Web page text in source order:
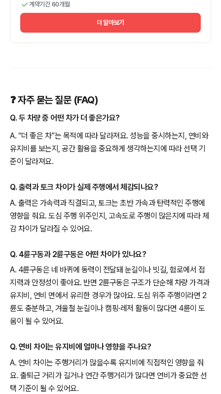
계약기간 60개월
더 알아보기
❓ 자주 묻는 질문 (FAQ)
Q. 두 차량 중 어떤 차가 더 좋은가요?
A. “더 좋은 차”는 목적에 따라 달라져요. 성능을 중시하는지, 연비와
유지비를 보는지, 공간 활용을 중요하게 생각하는지에 따라 선택 기
준이 달라져요.
Q. 출력과 토크 차이가 실제 주행에서 체감되나요?
A. 출력은 가속력과 직결되고, 토크는 초반 가속과 탄력적인 주행에
영향을 줘요. 도심 주행 위주인지, 고속도로 주행이 많은지에 따라 체
감 차이가 달라질 수 있어요.
Q. 4륜구동과 2륜구동은 어떤 차이가 있나요?
A. 4륜구동은 네 바퀴에 동력이 전달돼 눈길이나 빗길, 험로에서 접
지력과 안정성이 좋아요. 반면 2륜구동은 구조가 단순해 차량 가격과
유지비, 연비 면에서 유리한 경우가 많아요. 도심 위주 주행이라면 2
륜도 충분하고, 겨울철 눈길이나 캠핑·레저 활동이 많다면 4륜이 도
움이 될 수 있어요.
Q. 연비 차이는 유지비에 얼마나 영향을 주나요?
A. 연비 차이는 주행거리가 많을수록 유지비에 직접적인 영향을 줘
요. 출퇴근 거리가 길거나 연간 주행거리가 많다면 연비가 중요한 선
택 기준이 될 수 있어요.